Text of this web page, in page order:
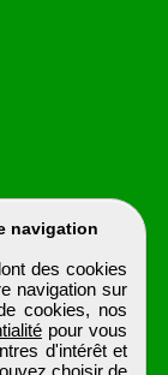
navigation
des cookies
navigation sur
cookies, nos
pour vous
d'intérêt et
choisir de